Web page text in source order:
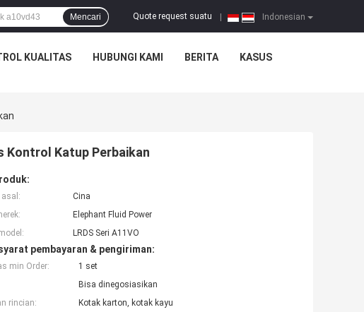
Indonesian
Quote request suatu
Mencari
KUALITAS HUBUNGI KAMI BERITA KASUS
Kontrol Katup Perbaikan
Cina
Elephant Fluid Power
LRDS Seri A11VO
pembayaran & pengiriman:
min Order:
1 set
Bisa dinegosiasikan
rincian:
Kotak karton, kotak kayu